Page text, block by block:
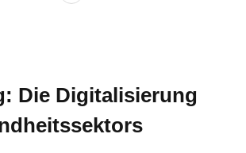
Die Digitalisierung